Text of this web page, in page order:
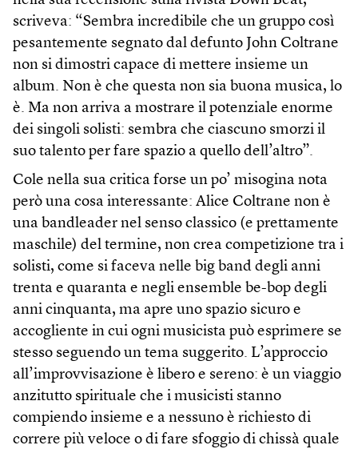
scriveva: “Sembra incredibile che un gruppo così
pesantemente segnato dal defunto John Coltrane
non si dimostri capace di mettere insieme un
album. Non è che questa non sia buona musica, lo
è. Ma non arriva a mostrare il potenziale enorme
dei singoli solisti: sembra che ciascuno smorzi il
suo talento per fare spazio a quello dell’altro”.
Cole nella sua critica forse un po’ misogina nota
però una cosa interessante: Alice Coltrane non è
una bandleader nel senso classico (e prettamente
maschile) del termine, non crea competizione tra i
solisti, come si faceva nelle big band degli anni
trenta e quaranta e negli ensemble be-bop degli
anni cinquanta, ma apre uno spazio sicuro e
accogliente in cui ogni musicista può esprimere se
stesso seguendo un tema suggerito. L’approccio
all’improvvisazione è libero e sereno: è un viaggio
anzitutto spirituale che i musicisti stanno
compiendo insieme e a nessuno è richiesto di
correre più veloce o di fare sfoggio di chissà quale